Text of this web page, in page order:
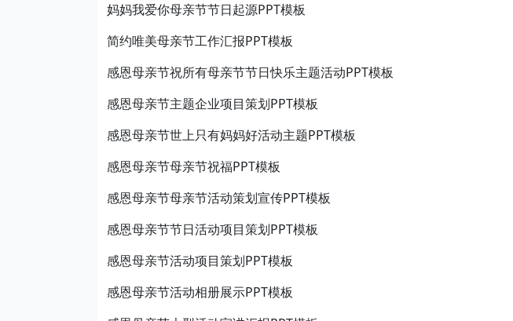
妈妈我爱你母亲节节日起源PPT模板
简约唯美母亲节工作汇报PPT模板
感恩母亲节祝所有母亲节节日快乐主题活动PPT模板
感恩母亲节主题企业项目策划PPT模板
感恩母亲节世上只有妈妈好活动主题PPT模板
感恩母亲节母亲节祝福PPT模板
感恩母亲节母亲节活动策划宣传PPT模板
感恩母亲节节日活动项目策划PPT模板
感恩母亲节活动项目策划PPT模板
感恩母亲节活动相册展示PPT模板